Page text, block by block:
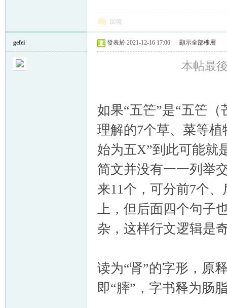
回復
gefei 發表於 2021-12-16 17:06 顯示全部樓層
本帖最
如果“五笀”是“五笀
理解的7个草、菜等
始为五X”到此可能就
简文并没有一一列举
来11个，可分前7个
上，但后面四个句子
杂，这样行文逻辑是
读为“肾”的字形，原
即“膟”，字书释为肠